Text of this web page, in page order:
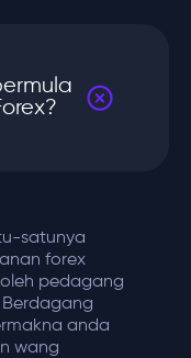
satunya
forex
pedagang
anda
wang